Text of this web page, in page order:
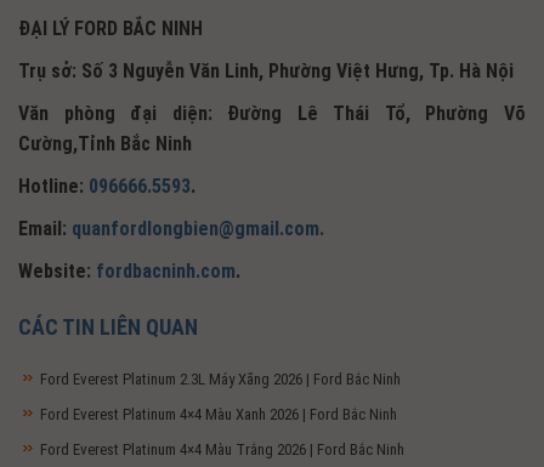
ĐẠI LÝ FORD BẮC NINH
Trụ sở: Số 3 Nguyễn Văn Linh, Phường Việt Hưng, Tp. Hà Nội
Văn phòng đại diện: Đường Lê Thái Tổ, Phường Võ
Cường,Tỉnh Bắc Ninh
Hotline: 096666.5593.
Email: quanfordlongbien@gmail.com.
Website: fordbacninh.com.
CÁC TIN LIÊN QUAN
Ford Everest Platinum 2.3L Máy Xăng 2026 | Ford Bắc Ninh
Ford Everest Platinum 4×4 Màu Xanh 2026 | Ford Bắc Ninh
Ford Everest Platinum 4×4 Màu Trắng 2026 | Ford Bắc Ninh